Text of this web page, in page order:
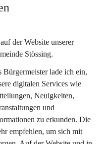
der Website unserer
Stössing.
Bürgermeister lade ich ein,
digitalen Services wie
Neuigkeiten,
und
zu erkunden. Die
empfehlen, um sich mit